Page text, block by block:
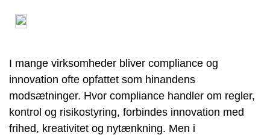
I mange virksomheder bliver compliance og
innovation ofte opfattet som hinandens
modsætninger. Hvor compliance handler om regler,
kontrol og risikostyring, forbindes innovation med
frihed, kreativitet og nytænkning. Men i